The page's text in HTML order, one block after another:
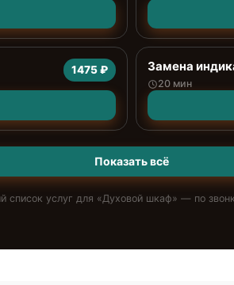
1475 ₽ Замена
20 мин
Показать всё
список услуг для «Духовой шкаф» — по